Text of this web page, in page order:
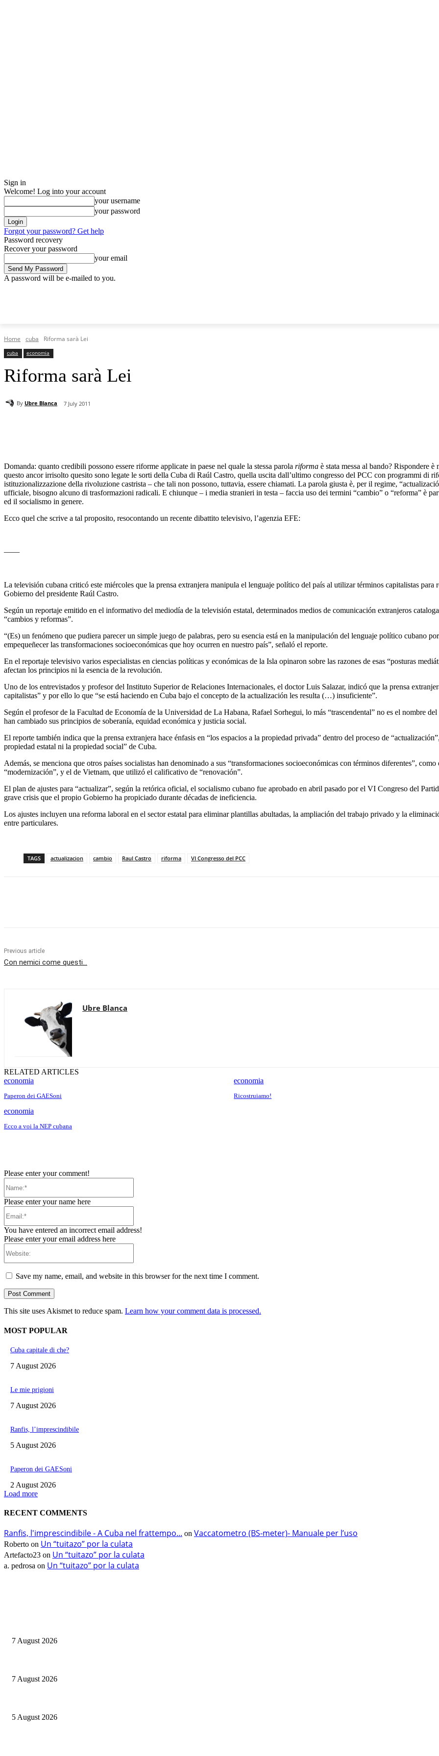
Sign in
Welcome! Log into your account
your username
your password
Forgot your password? Get help
Password recovery
Recover your password
your email
A password will be e-mailed to you.
Home cuba Riforma sarà Lei
cuba economia
Riforma sarà Lei
By Ubre Blanca 7 July 2011
Domanda: quanto credibili possono essere riforme applicate in paese nel quale la stessa parola riforma è stata messa al bando? Rispondere
questo ancor irrisolto quesito sono legate le sorti della Cuba di Raúl Castro, quella uscita dall’ultimo congresso del PCC con programmi
istituzionalizzazione della rivoluzione castrista – che tali non possono, tuttavia, essere chiamati. La parola giusta è, per il regime,
ufficiale, bisogno alcuno di trasformazioni radicali. E chiunque – i media stranieri in testa – faccia uso dei termini “cambio” o “reforma” è
ed il socialismo in genere.
Ecco quel che scrive a tal proposito, resocontando un recente dibattito televisivo, l’agenzia EFE:
——
La televisión cubana criticó este miércoles que la prensa extranjera manipula el lenguaje político del país al utilizar términos capitalistas
Gobierno del presidente Raúl Castro.
Según un reportaje emitido en el informativo del mediodía de la televisión estatal, determinados medios de comunicación extranjeros
“cambios y reformas”.
“(Es) un fenómeno que pudiera parecer un simple juego de palabras, pero su esencia está en la manipulación del lenguaje político cubano
empequeñecer las transformaciones socioeconómicas que hoy ocurren en nuestro país”, señaló el reporte.
En el reportaje televisivo varios especialistas en ciencias políticas y económicas de la Isla opinaron sobre las razones de esas “posturas
afectan los principios ni la esencia de la revolución.
Uno de los entrevistados y profesor del Instituto Superior de Relaciones Internacionales, el doctor Luis Salazar, indicó que la prensa
capitalistas” y por ello lo que “se está haciendo en Cuba bajo el concepto de la actualización les resulta (…) insuficiente”.
Según el profesor de la Facultad de Economía de la Universidad de La Habana, Rafael Sorhegui, lo más “trascendental” no es el nombre
han cambiado sus principios de soberanía, equidad económica y justicia social.
El reporte también indica que la prensa extranjera hace énfasis en “los espacios a la propiedad privada” dentro del proceso de
propiedad estatal ni la propiedad social” de Cuba.
Además, se menciona que otros países socialistas han denominado a sus “transformaciones socioeconómicas con términos diferentes”,
“modernización”, y el de Vietnam, que utilizó el calificativo de “renovación”.
El plan de ajustes para “actualizar”, según la retórica oficial, el socialismo cubano fue aprobado en abril pasado por el VI Congreso del
grave crisis que el propio Gobierno ha propiciado durante décadas de ineficiencia.
Los ajustes incluyen una reforma laboral en el sector estatal para eliminar plantillas abultadas, la ampliación del trabajo privado y la
entre particulares.
TAGS actualizacion cambio Raul Castro riforma VI Congresso del PCC
Previous article
Con nemici come questi…
Ubre Blanca
RELATED ARTICLES
economia
Paperon dei GAESoni
economia
Ricostruiamo!
economia
Ecco a voi la NEP cubana
Please enter your comment!
Please enter your name here
You have entered an incorrect email address!
Please enter your email address here
Save my name, email, and website in this browser for the next time I comment.
This site uses Akismet to reduce spam. Learn how your comment data is processed.
MOST POPULAR
Cuba capitale di che?
7 August 2026
Le mie prigioni
7 August 2026
Ranfis, l’imprescindibile
5 August 2026
Paperon dei GAESoni
2 August 2026
Load more
RECENT COMMENTS
Ranfis, l'imprescindibile - A Cuba nel frattempo... on Vaccatometro (BS-meter)- Manuale per l’uso
Roberto on Un “tuitazo” por la culata
Artefacto23 on Un “tuitazo” por la culata
a. pedrosa on Un “tuitazo” por la culata
7 August 2026
7 August 2026
5 August 2026